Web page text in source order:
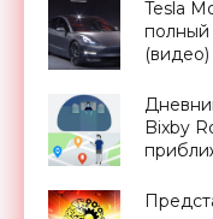
Tesla
полный
(видео)
Bixby